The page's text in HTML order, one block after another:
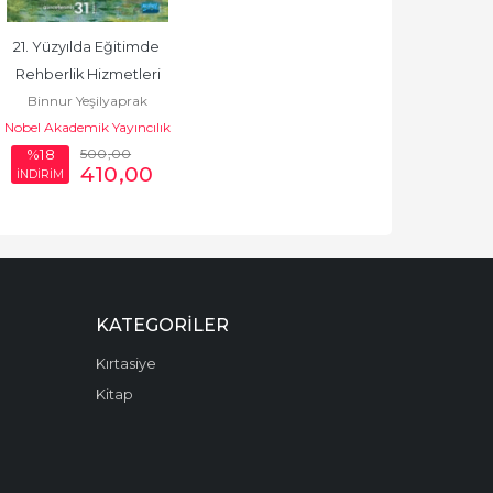
21. Yüzyılda Eğitimde
Rehberlik Hizmetleri
Binnur Yeşilyaprak
Nobel Akademik Yayıncılık
%18
İNDİRİM
500,00
410,00
KATEGORILER
Kırtasiye
Kitap